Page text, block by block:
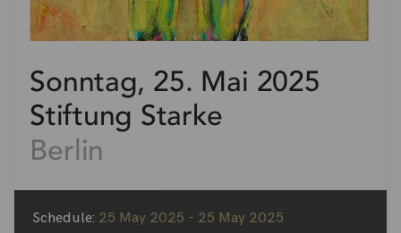
Schedule: 25 May 2025 - 25 May 2025